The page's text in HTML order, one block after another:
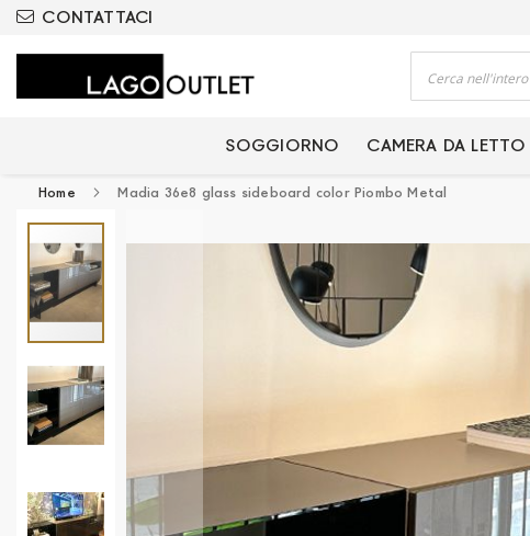
CONTATTACI
CERTIFICATI
SOGGIORNO CAMERA DA LETTO
Home Madia 36e8 glass sideboard color Piombo Metal
Vai
alla
fine
della
galleria